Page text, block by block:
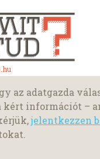
az adatgazda
kért információt –
jelentkezzen